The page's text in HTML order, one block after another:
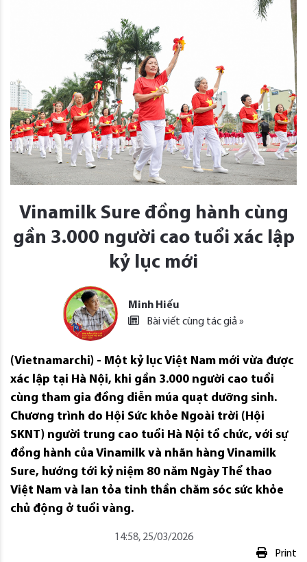
Vinamilk Sure đồng hành cùng
gần 3.000 người cao tuổi xác lập
kỷ lục mới
Minh Hiếu
Bài viết cùng tác giả »
(Vietnamarchi) - Một kỷ lục Việt Nam mới vừa được
xác lập tại Hà Nội, khi gần 3.000 người cao tuổi
cùng tham gia đồng diễn múa quạt dưỡng sinh.
Chương trình do Hội Sức khỏe Ngoài trời (Hội
SKNT) người trung cao tuổi Hà Nội tổ chức, với sự
đồng hành của Vinamilk và nhãn hàng Vinamilk
Sure, hướng tới kỷ niệm 80 năm Ngày Thể thao
Việt Nam và lan tỏa tinh thần chăm sóc sức khỏe
chủ động ở tuổi vàng.
14:58, 25/03/2026
Print